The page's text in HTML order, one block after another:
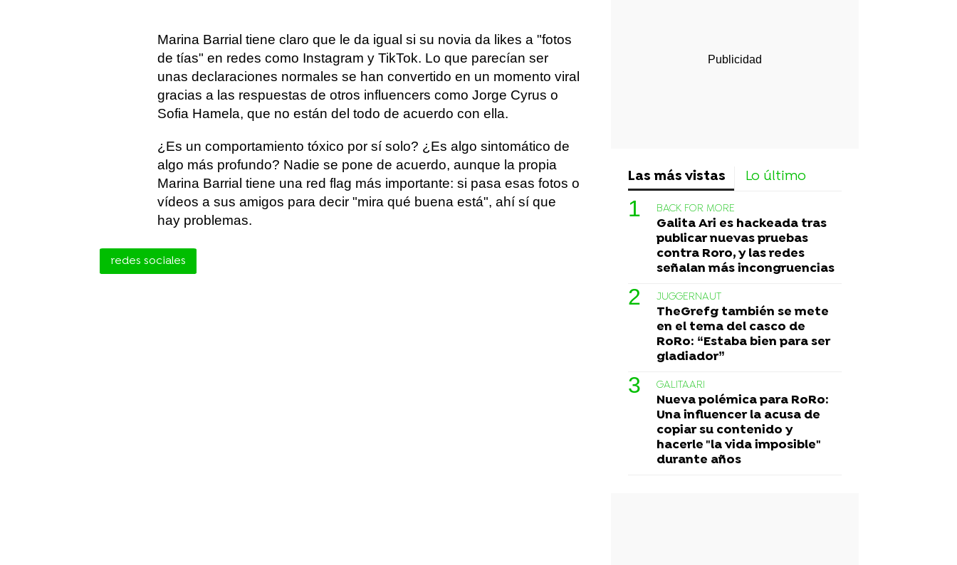
Marina Barrial tiene claro que le da igual si su novia da likes a "fotos
de tías" en redes como Instagram y TikTok. Lo que parecían ser
unas declaraciones normales se han convertido en un momento viral
gracias a las respuestas de otros influencers como Jorge Cyrus o
Sofia Hamela, que no están del todo de acuerdo con ella.
¿Es un comportamiento tóxico por sí solo? ¿Es algo sintomático de
algo más profundo? Nadie se pone de acuerdo, aunque la propia
Marina Barrial tiene una red flag más importante: si pasa esas fotos o
vídeos a sus amigos para decir "mira qué buena está", ahí sí que
hay problemas.
redes sociales
Las más vistas Lo último
BACK FOR MORE
Galita Ari es hackeada tras
publicar nuevas pruebas
contra Roro, y las redes
señalan más incongruencias
JUGGERNAUT
TheGrefg también se mete
en el tema del casco de
RoRo: “Estaba bien para ser
gladiador”
GALITAARI
Nueva polémica para RoRo:
Una influencer la acusa de
copiar su contenido y
hacerle "la vida imposible"
durante años